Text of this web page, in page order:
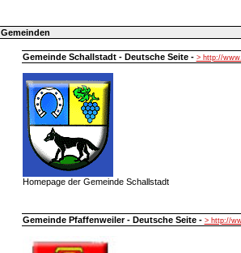
Gemeinden
Gemeinde Schallstadt - Deutsche Seite - > http://
Homepage der Gemeinde Schallstadt
Gemeinde Pfaffenweiler - Deutsche Seite - > http://